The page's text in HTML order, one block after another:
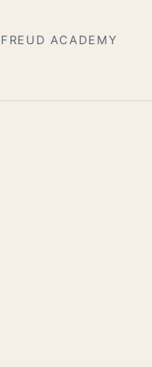
FREUD ACADEMY